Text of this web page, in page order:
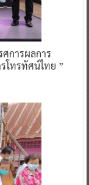
การผลการ
โทรทัศน์ไทย ”